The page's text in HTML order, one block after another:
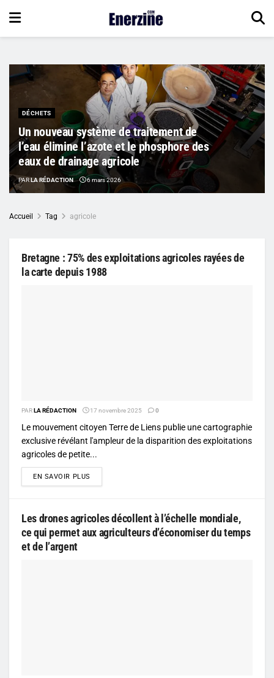
DÉCHETS
Un nouveau système de traitement de
l’eau élimine l’azote et le phosphore des
eaux de drainage agricole
PARLA RÉDACTION 6 mars 2026
Accueil Tag agricole
Bretagne : 75% des exploitations agricoles rayées de
la carte depuis 1988
PARLA RÉDACTION 17 novembre 2025 0
Le mouvement citoyen Terre de Liens publie une cartographie
exclusive révélant l'ampleur de la disparition des exploitations
agricoles de petite...
EN SAVOIR PLUS
Les drones agricoles décollent à l’échelle mondiale,
ce qui permet aux agriculteurs d’économiser du temps
et de l’argent